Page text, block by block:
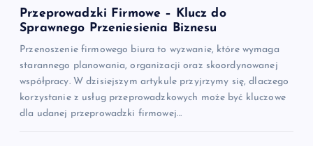
s
u
Przeprowadzki Firmowe – Klucz do
Sprawnego Przeniesienia Biznesu
Przenoszenie firmowego biura to wyzwanie, które wymaga
starannego planowania, organizacji oraz skoordynowanej
współpracy. W dzisiejszym artykule przyjrzymy się, dlaczego
korzystanie z usług przeprowadzkowych może być kluczowe
dla udanej przeprowadzki firmowej…